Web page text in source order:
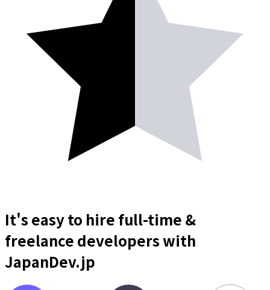
It's easy to hire full-time &
freelance developerswith
JapanDev.jp